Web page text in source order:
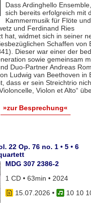
Dass Ardinghello
sich bereits erfolgreich mit
Kammermusik für Flöte
und Ferdinand Ries
hat, widmet sich in seiner
Schaffen von
Dieser war einer der
sowie gemeinsam
Duo-Partner Andreas
Ludwig van Beethoven in
dass er sein Streichtrio
Violon et Alto“
»zur Besprechung«
22 Op. 76 no. 1 • 5 • 6
MDG 307 2386-2
1 CD • 63min • 2024
15.07.2026 •
10 10